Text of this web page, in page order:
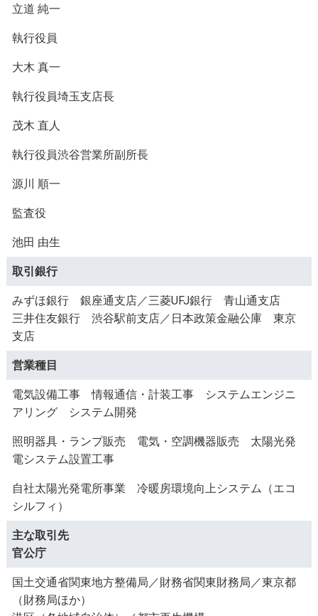
立道 純一
執行役員
大木 真一
執行役員埼玉支店長
茂木 直人
執行役員渋谷営業所副所長
源川 順一
監査役
池田 由生
取引銀行
みずほ銀行 銀座通支店／三菱UFJ銀行 青山通支店
三井住友銀行 渋谷駅前支店／日本政策金融公庫 東京
支店
営業種目
電気設備工事 情報通信・計装工事 システムエンジニ
アリング システム開発
照明器具・ランプ販売 電気・空調機器販売 太陽光発
電システム設置工事
自社太陽光発電所事業 冷暖房環境向上システム（エコ
シルフィ）
主な取引先
官公庁
国土交通省関東地方整備局／財務省関東財務局／東京都
（財務局ほか）